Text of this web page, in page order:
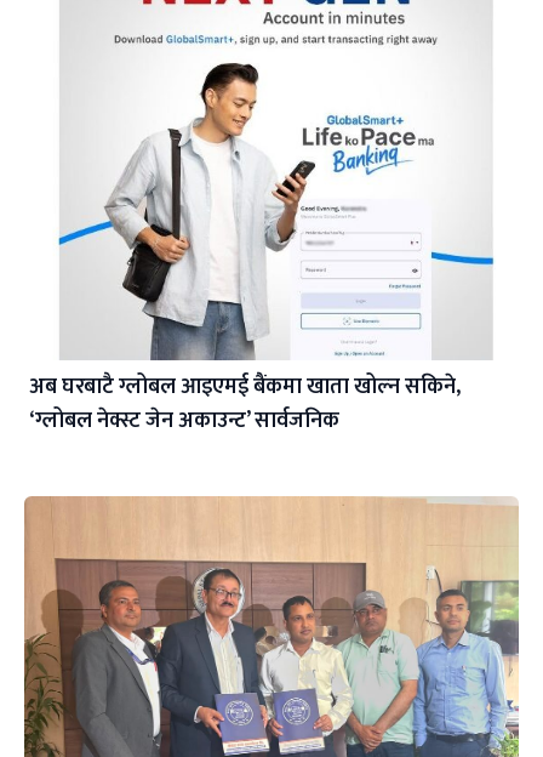
अब घरबाटै ग्लोबल आइएमई बैंकमा खाता खोल्न सकिने,
‘ग्लोबल नेक्स्ट जेन अकाउन्ट’ सार्वजनिक